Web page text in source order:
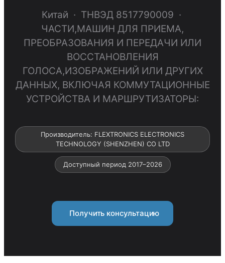
Китай · ТНВЭД 8517790009 ·
ЧАСТИ,МАШИН ДЛЯ ПРИЕМА,
ПРЕОБРАЗОВАНИЯ И ПЕРЕДАЧИ ИЛИ
ВОССТАНОВЛЕНИЯ
ГОЛОСА,ИЗОБРАЖЕНИЙ ИЛИ ДРУГИХ
ДАННЫХ, ВКЛЮЧАЯ КОММУТАЦИОННЫЕ
УСТРОЙСТВА И МАРШРУТИЗАТОРЫ:
Производитель: FLEXTRONICS ELECTRONICS
TECHNOLOGY (SHENZHEN) CO LTD
Доступный период 2017–2026
Получить консультацию